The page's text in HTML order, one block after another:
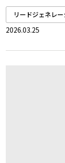
リードジェネレ
2026.03.25